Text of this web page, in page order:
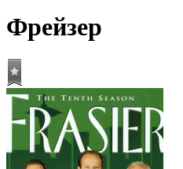
Фрейзер